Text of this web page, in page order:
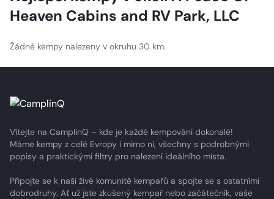
Heaven Cabins and RV Park, LLC
Žádné kempy nalezeny v okruhu 30 km.
Vítejte na CamplinQ – kde je každé kempování dokonalé!
Máme kempy z celé Evropy i mimo ni, všechny s podrobnými
popisy a praktickými filtry pro nalezení ideálního místa.
Připojte se k naší živé komunitě kempařů a spojte se s ostatními
dobrodruhy. Ať už jste zkušený kempař nebo začátečník, vaše